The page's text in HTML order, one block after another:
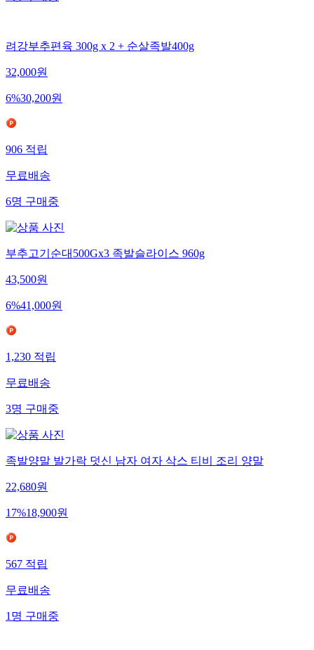
려강부추편육 300g x 2 + 순살족발400g
32,000원
6%30,200원
906적립
무료배송
6명구매중
부추고기순대500Gx3 족발슬라이스 960g
43,500원
6%41,000원
1,230적립
무료배송
3명구매중
족발양말 발가락 덧신 남자 여자 삭스 티비 조리 양말
22,680원
17%18,900원
567적립
무료배송
1명구매중